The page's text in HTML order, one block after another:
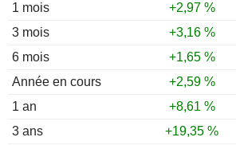
1 mois
+2,97 %
3 mois
+3,16 %
6 mois
+1,65 %
Année en cours
+2,59 %
1 an
+8,61 %
3 ans
+19,35 %